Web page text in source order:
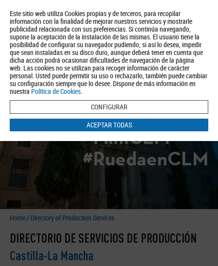
Este sitio web utiliza Cookies propias y de terceros, para recopilar
información con la finalidad de mejorar nuestros servicios y mostrarle
publicidad relacionada con sus preferencias. Si continúa navegando,
supone la aceptación de la instalación de las mismas. El usuario tiene la
posibilidad de configurar su navegador pudiendo, si así lo desea, impedir
que sean instaladas en su disco duro, aunque deberá tener en cuenta que
dicha acción podrá ocasionar dificultades de navegación de la página
web. Las cookies no se utilizan para recoger información de carácter
personal. Usted puede permitir su uso o rechazarlo, también puede cambiar
su configuración siempre que lo desee. Dispone de más información en
nuestra Política de Cookies.
CONFIGURAR
ACEPTAR TODAS
About us Tourism Política de Privacidad Aviso Legal Política de Cookies
BUSCAR
#FilmCLM
#RuedaenCLM
Home/ Directory of Production Services
DIRECTORIO DE SERVICIOS DE PRODUCCIÓN
Castilla-La Mancha